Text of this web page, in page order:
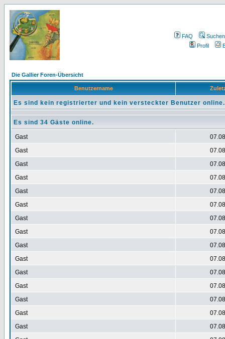
FAQ
Suchen
Profil
Die Gallier Foren-Übersicht
Benutzername
Es sind kein registrierter und kein versteckter Benutzer online.
Es sind 34 Gäste online.
Gast
Gast
Gast
Gast
Gast
Gast
Gast
Gast
Gast
Gast
Gast
Gast
Gast
Gast
Gast